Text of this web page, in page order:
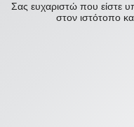
Σας ευχαριστώ που είστε
στον ιστότοπο